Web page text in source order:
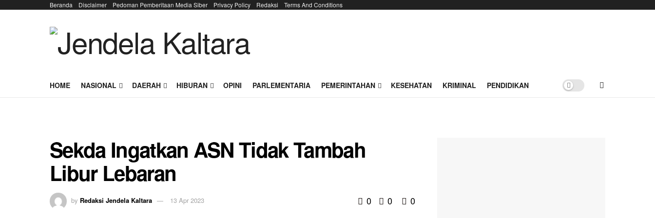
Beranda Disclaimer Pedoman Pemberitaan Media Siber Privacy Policy Redaksi Terms And Conditions
HOME NASIONAL DAERAH HIBURAN OPINI PARLEMENTARIA PEMERINTAHAN KESEHATAN KRIMINAL PENDIDIKAN
Sekda Ingatkan ASN Tidak Tambah
Libur Lebaran
by Redaksi Jendela Kaltara 13 Apr 2023 0 0 0